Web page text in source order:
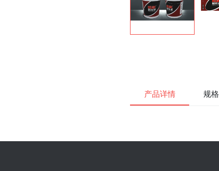
产品详情 规